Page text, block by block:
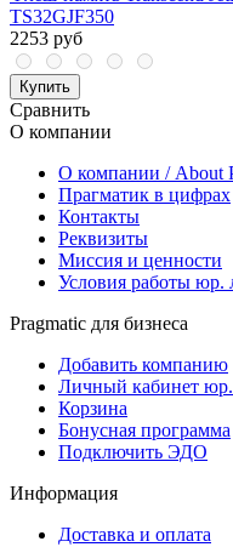
TS32GJF350
2253 руб
Купить
Сравнить
О компании
О компании / About
Прагматик в цифрах
Контакты
Реквизиты
Миссия и ценности
Условия работы юр.
Pragmatic для бизнеса
Добавить компанию
Личный кабинет
Корзина
Бонусная программа
Подключить ЭДО
Информация
Доставка и оплата